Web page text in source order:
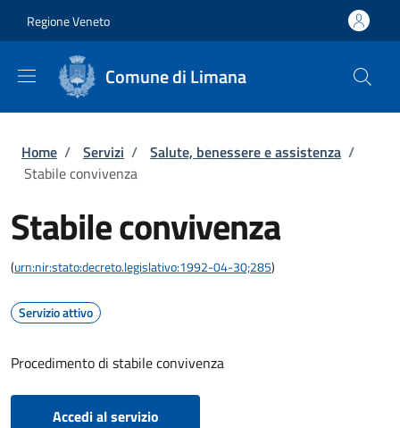
Regione Veneto
Comune di Limana
Briciole di pane
Home / Servizi / Salute, benessere e assistenza /
Stabile convivenza
Stabile convivenza
(urn:nir:stato:decreto.legislativo:1992-04-30;285)
Servizio attivo
Procedimento di stabile convivenza
Accedi al servizio